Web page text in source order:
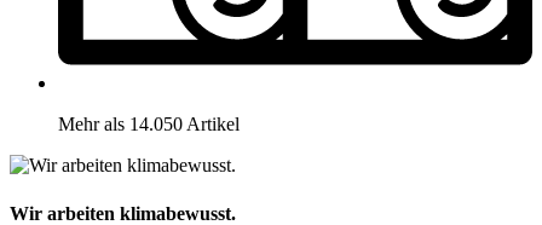
Mehr als 14.050 Artikel
Wir arbeiten klimabewusst.